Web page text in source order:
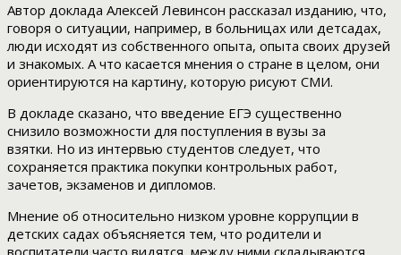
Автор доклада Алексей Левинсон рассказал изданию, что,
говоря о ситуации, например, в больницах или детсадах,
люди исходят из собственного опыта, опыта своих друзей
и знакомых. А что касается мнения о стране в целом, они
ориентируются на картину, которую рисуют СМИ.
В докладе сказано, что введение ЕГЭ существенно
снизило возможности для поступления в вузы за
взятки. Но из интервью студентов следует, что
сохраняется практика покупки контрольных работ,
зачетов, экзаменов и дипломов.
Мнение об относительно низком уровне коррупции в
детских садах объясняется тем, что родители и